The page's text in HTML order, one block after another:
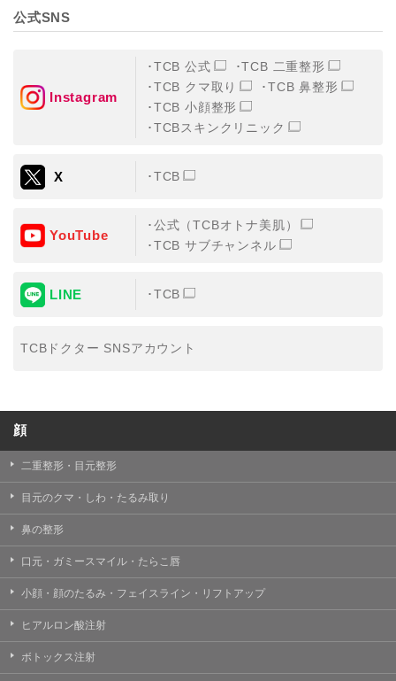
公式SNS
Instagram
TCB 公式
TCB 二重整形
TCB クマ取り
TCB 鼻整形
TCB 小顔整形
TCBスキンクリニック
X TCB
YouTube
公式（TCBオトナ美肌）
TCB サブチャンネル
LINE TCB
TCBドクター SNSアカウント
顔
二重整形・目元整形
目元のクマ・しわ・たるみ取り
鼻の整形
口元・ガミースマイル・たらこ唇
小顔・顔のたるみ・フェイスライン・リフトアップ
ヒアルロン酸注射
ボトックス注射